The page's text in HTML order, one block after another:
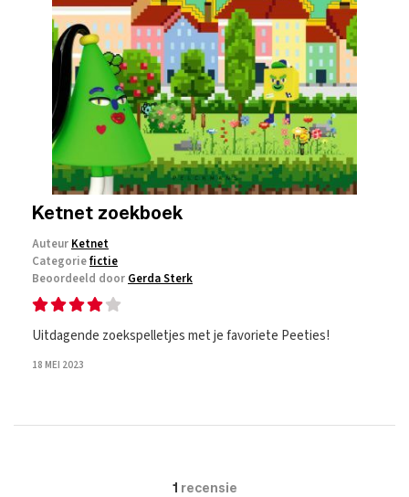
Ketnet zoekboek
Auteur Ketnet
Categoriefictie
Beoordeeld door Gerda Sterk
Uitdagende zoekspelletjes met je favoriete Peeties!
18 MEI 2023
1 recensie